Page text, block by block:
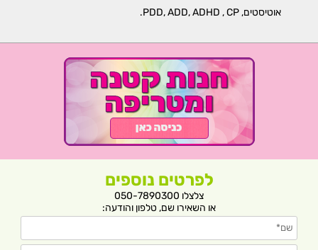
אוטיסטים, PDD, ADD, ADHD , CP.
לפרטים נוספים
צלצלו 050-7890300
או השאירו שם, טלפון והודעה: